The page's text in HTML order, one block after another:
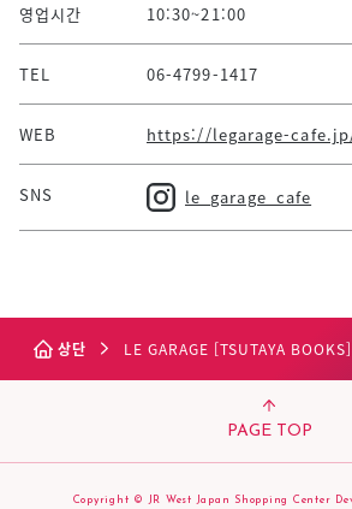
영업시간 10:30~21:00
TEL 06-4799-1417
WEB https://legarage-
SNS le_garage_cafe
상단 LE GARAGE [TSUTAYA BOOKS]
PAGE TOP
Copyright © JR West Japan Shopping Center